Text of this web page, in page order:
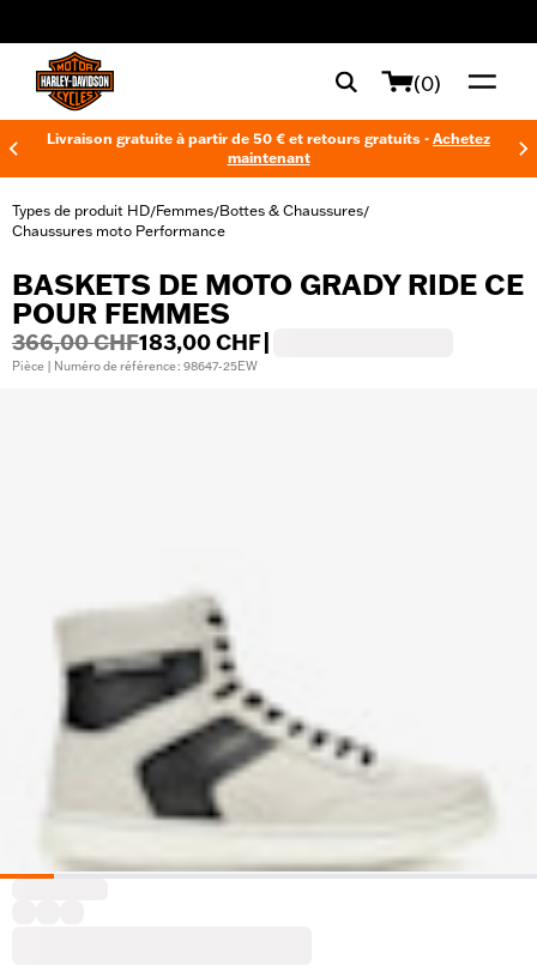
(0)
Livraison gratuite à partir de 50 € et retours gratuits - Achetez
maintenant
Types de produit HD/Femmes/Bottes & Chaussures/
Chaussures moto Performance
BASKETS DE MOTO GRADY RIDE CE
POUR FEMMES
366,00 CHF183,00 CHF
Pièce | Numéro de référence : 98647-25EW